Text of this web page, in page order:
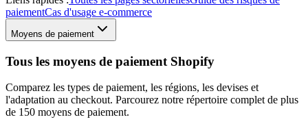
paiementCas d'usage e-commerce
Moyens de paiement
Tous les moyens de paiement Shopify
Comparez les types de paiement, les régions, les devises et
l'adaptation au checkout. Parcourez notre répertoire complet de plus
de 150 moyens de paiement.